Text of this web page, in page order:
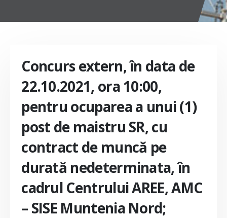
Concurs extern, în data de
22.10.2021, ora 10:00,
pentru ocuparea a unui (1)
post de maistru SR, cu
contract de muncă pe
durată nedeterminata, în
cadrul Centrului AREE, AMC
– SISE Muntenia Nord;